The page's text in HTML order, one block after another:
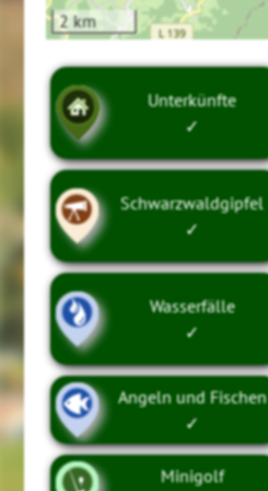
2 km
Unterkünfte
✓
Schwarzwaldgipfel
✓
Wasserfälle
✓
Angeln und Fischen
✓
Minigolf